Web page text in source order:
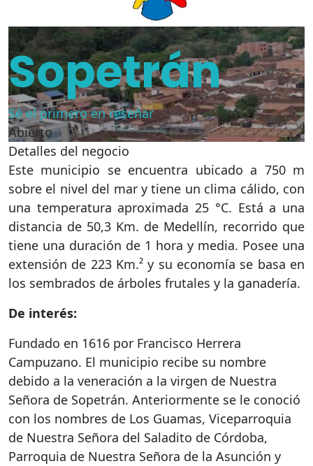
Pública
Sopetrán
Sé el primero en reseñar
Abierto
Detalles del negocio
Este municipio se encuentra ubicado a 750 m
sobre el nivel del mar y tiene un clima cálido, con
una temperatura aproximada 25 °C. Está a una
distancia de 50,3 Km. de Medellín, recorrido que
tiene una duración de 1 hora y media. Posee una
extensión de 223 Km.² y su economía se basa en
los sembrados de árboles frutales y la ganadería.
De interés:
Fundado en 1616 por Francisco Herrera
Campuzano. El municipio recibe su nombre
debido a la veneración a la virgen de Nuestra
Señora de Sopetrán. Anteriormente se le conoció
con los nombres de Los Guamas, Viceparroquia
de Nuestra Señora del Saladito de Córdoba,
Parroquia de Nuestra Señora de la Asunción y